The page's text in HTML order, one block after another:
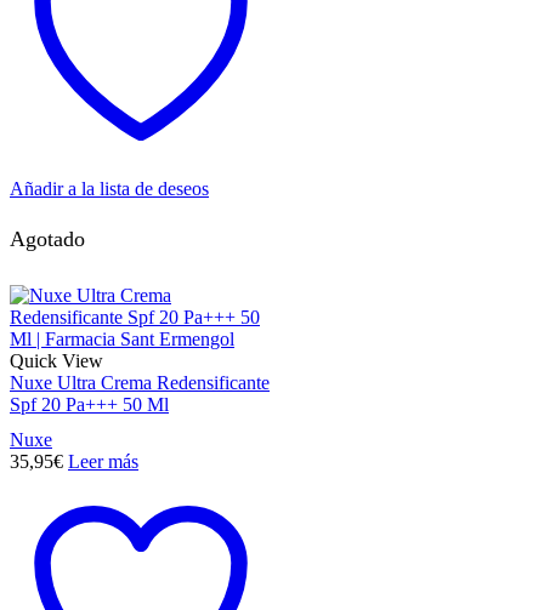
Añadir a la lista de deseos
Agotado
Quick View
Nuxe Ultra Crema Redensificante
Spf 20 Pa+++ 50 Ml
Nuxe
35,95€ Leer más